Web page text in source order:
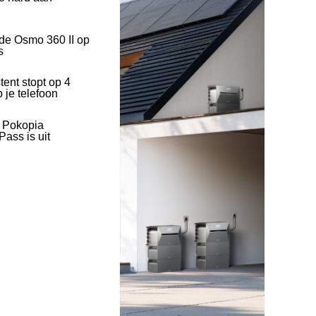
Osmo 360 II op
stopt op 4
je telefoon
is uit